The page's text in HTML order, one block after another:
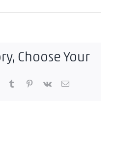
Choose Your
WhatsApp
Tumblr Pinterest
Vk Email